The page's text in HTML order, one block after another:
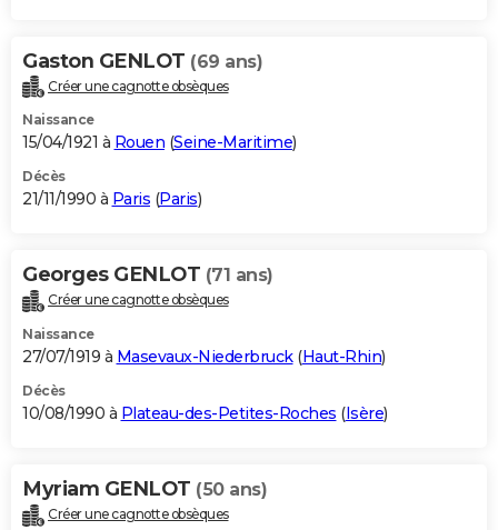
Gaston GENLOT (69 ans)
Créer une cagnotte obsèques
Naissance
15/04/1921 à Rouen (Seine-Maritime)
Décès
21/11/1990 à Paris (Paris)
Georges GENLOT (71 ans)
Créer une cagnotte obsèques
Naissance
27/07/1919 à Masevaux-Niederbruck(Haut-Rhin)
Décès
10/08/1990 à Plateau-des-Petites-Roches (Isère)
Myriam GENLOT (50 ans)
Créer une cagnotte obsèques